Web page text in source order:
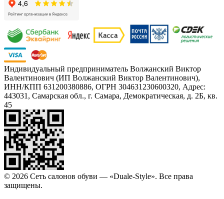
Индивидуальный предприниматель Волжанский Виктор
Валентинович (ИП Волжанский Виктор Валентинович),
ИНН/КПП 631200380886, ОГРН 304631230600320, Адрес:
443031, Самарская обл., г. Самара, Демократическая, д. 2Б, кв.
45
© 2026 Сеть салонов обуви — «Duale-Style». Все права
защищены.